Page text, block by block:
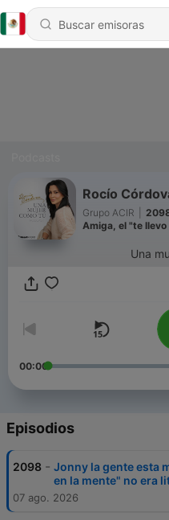
Rocío
Grupo ACIR
Amiga, el "te
Una
00:00
Episodios
2098 - Jonny la gente esta
en la mente" no era
07 ago. 2026